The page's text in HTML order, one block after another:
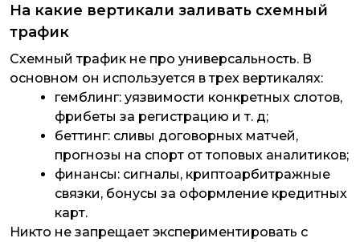
На какие вертикали заливать схемный
трафик
Схемный трафик не про универсальность. В
основном он используется в трех вертикалях:
гемблинг: уязвимости конкретных слотов,
фрибеты за регистрацию и т. д;
беттинг: сливы договорных матчей,
прогнозы на спорт от топовых аналитиков;
финансы: сигналы, криптоарбитражные
связки, бонусы за оформление кредитных
карт.
Никто не запрещает экспериментировать с